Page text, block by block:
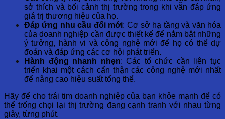
sở thích và bối cảnh thị trường trong khi vẫn đáp ứng
giá trị thương hiệu của họ.
Đáp ứng nhu cầu đổi mới: Cơ sở hạ tầng và văn hóa
của doanh nghiệp cần được thiết kế để nắm bắt những
ý tưởng, hành vi và công nghệ mới để họ có thể dự
đoán và đáp ứng các cơ hội phát triển.
Hành động nhanh nhẹn: Các tổ chức cần liên tục
triển khai một cách cẩn thận các công nghệ mới nhất
để nâng cao hiệu suất tổng thể.
Hãy để cho trái tim doanh nghiệp của bạn khỏe mạnh để có
thể trống chọi lại thị trường đang cạnh tranh với nhau từng
giây, từng phút.